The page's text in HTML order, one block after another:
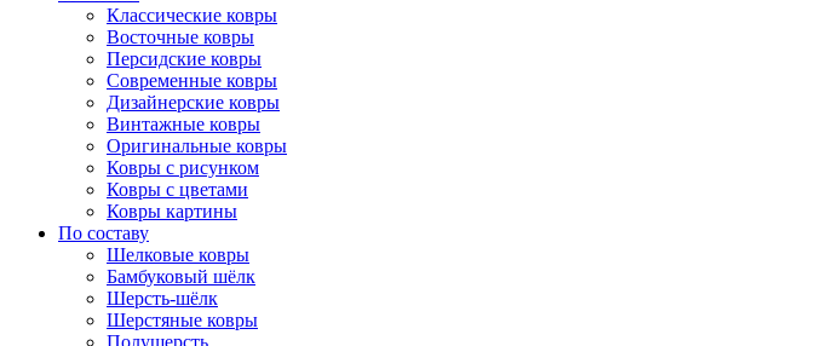
Классические ковры
Восточные ковры
Персидские ковры
Современные ковры
Дизайнерские ковры
Винтажные ковры
Оригинальные ковры
Ковры с рисунком
Ковры с цветами
Ковры картины
По составу
Шелковые ковры
Бамбуковый шёлк
Шерсть-шёлк
Шерстяные ковры
Полушерсть